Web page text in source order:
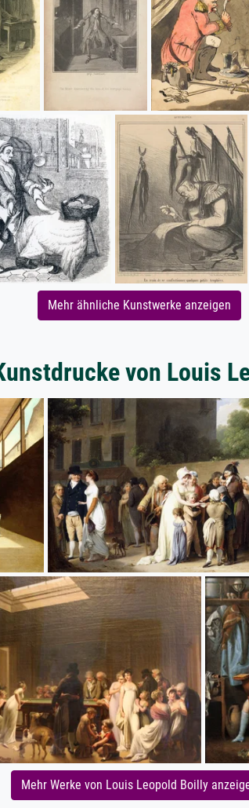
Mehr ähnliche Kunstwerke anzeigen
von Louis
Mehr Werke von Louis Leopold Boilly